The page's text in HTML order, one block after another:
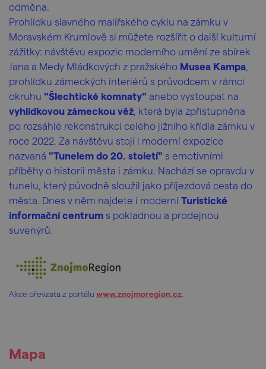
odměna.
Prohlídku slavného malířského cyklu na zámku v
Moravském Krumlově si můžete rozšířit o další kulturní
zážitky: návštěvu expozic moderního umění ze sbírek
Jana a Medy Mládkových z pražského Musea Kampa
prohlídku zámeckých interiérů s průvodcem v rámci
okruhu "Šlechtické komnaty" anebo vystoupat na
vyhlídkovou zámeckou věž , která byla zpřístupněna
po rozsáhlé rekonstrukci celého jižního křídla zámku v
roce 2022. Za návštěvu stojí i moderní expozice
nazvaná "Tunelem do 20. století" s emotivními
příběhy o historii města i zámku. Nachází se opravdu v
tunelu, který původně sloužil jako příjezdová cesta do
města. Dnes v něm najdete i moderní Turistické
informační centrum s pokladnou a prodejnou
suvenýrů.
Akce převzata z portálu www.znojmoregion.cz
Mapa